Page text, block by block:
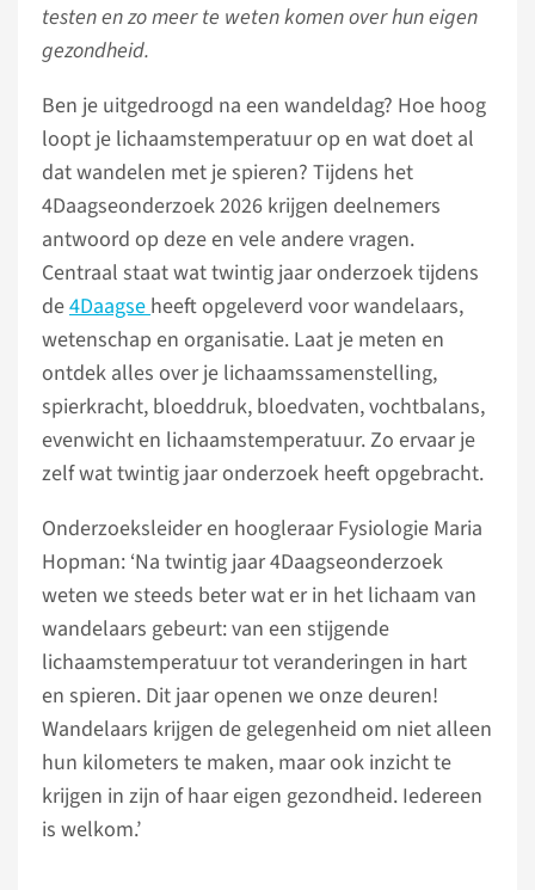
testen en zo meer te weten komen over hun eigen
gezondheid.
Ben je uitgedroogd na een wandeldag? Hoe hoog
loopt je lichaamstemperatuur op en wat doet al
dat wandelen met je spieren? Tijdens het
4Daagseonderzoek 2026 krijgen deelnemers
antwoord op deze en vele andere vragen.
Centraal staat wat twintig jaar onderzoek tijdens
de4Daagseheeft opgeleverd voor wandelaars,
wetenschap en organisatie. Laat je meten en
ontdek alles over je lichaamssamenstelling,
spierkracht, bloeddruk, bloedvaten, vochtbalans,
evenwicht en lichaamstemperatuur. Zo ervaar je
zelf wat twintig jaar onderzoek heeft opgebracht.
Onderzoeksleider en hoogleraar Fysiologie Maria
Hopman: ‘Na twintig jaar 4Daagseonderzoek
weten we steeds beter wat er in het lichaam van
wandelaars gebeurt: van een stijgende
lichaamstemperatuur tot veranderingen in hart
en spieren. Dit jaar openen we onze deuren!
Wandelaars krijgen de gelegenheid om niet alleen
hun kilometers te maken, maar ook inzicht te
krijgen in zijn of haar eigen gezondheid. Iedereen
is welkom.’